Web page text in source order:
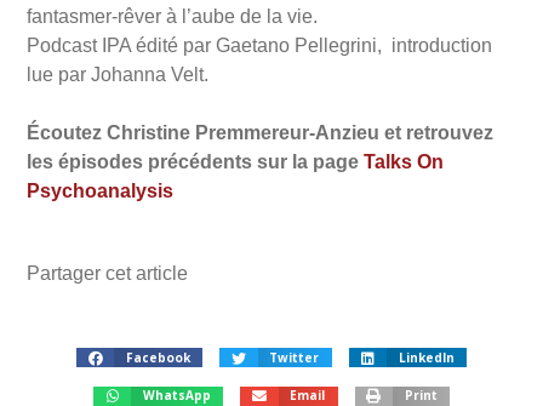
fantasmer-rêver à l’aube de la vie.
Podcast IPA édité par Gaetano Pellegrini, introduction
lue par Johanna Velt.
Écoutez Christine Premmereur-Anzieu et retrouvez
les épisodes précédents sur la page Talks On
Psychoanalysis
Partager cet article
Facebook Twitter LinkedIn
WhatsApp Email Print